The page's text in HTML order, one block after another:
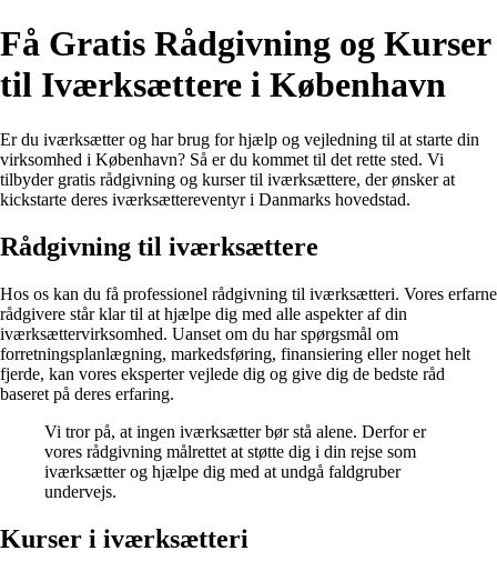
Få Gratis Rådgivning og Kurser
til Iværksættere i København
Er du iværksætter og har brug for hjælp og vejledning til at starte din
virksomhed i København? Så er du kommet til det rette sted. Vi
tilbyder gratis rådgivning og kurser til iværksættere, der ønsker at
kickstarte deres iværksættereventyr i Danmarks hovedstad.
Rådgivning til iværksættere
Hos os kan du få professionel rådgivning til iværksætteri. Vores erfarne
rådgivere står klar til at hjælpe dig med alle aspekter af din
iværksættervirksomhed. Uanset om du har spørgsmål om
forretningsplanlægning, markedsføring, finansiering eller noget helt
fjerde, kan vores eksperter vejlede dig og give dig de bedste råd
baseret på deres erfaring.
Vi tror på, at ingen iværksætter bør stå alene. Derfor er
vores rådgivning målrettet at støtte dig i din rejse som
iværksætter og hjælpe dig med at undgå faldgruber
undervejs.
Kurser i iværksætteri